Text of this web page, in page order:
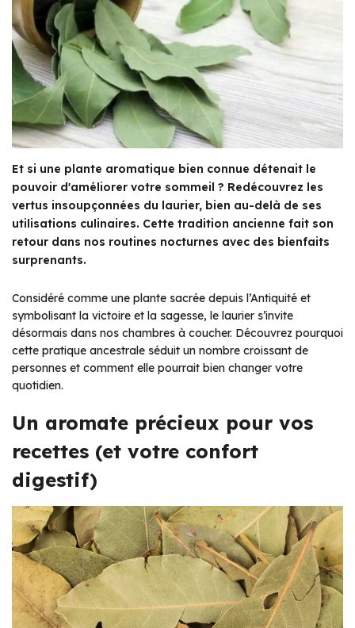
Et si une plante aromatique bien connue détenait le
pouvoir d'améliorer votre sommeil ? Redécouvrez les
vertus insoupçonnées du laurier, bien au-delà de ses
utilisations culinaires. Cette tradition ancienne fait son
retour dans nos routines nocturnes avec des bienfaits
surprenants.
Considéré comme une plante sacrée depuis l’Antiquité et
symbolisant la victoire et la sagesse, le laurier s’invite
désormais dans nos chambres à coucher. Découvrez pourquoi
cette pratique ancestrale séduit un nombre croissant de
personnes et comment elle pourrait bien changer votre
quotidien.
Un aromate précieux pour vos
recettes (et votre confort
digestif)